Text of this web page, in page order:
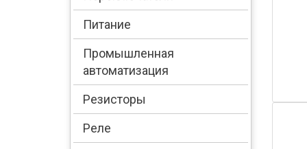
Питание
Промышленная
автоматизация
Резисторы
Реле